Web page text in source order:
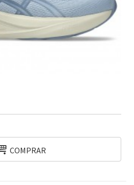
COMPRAR